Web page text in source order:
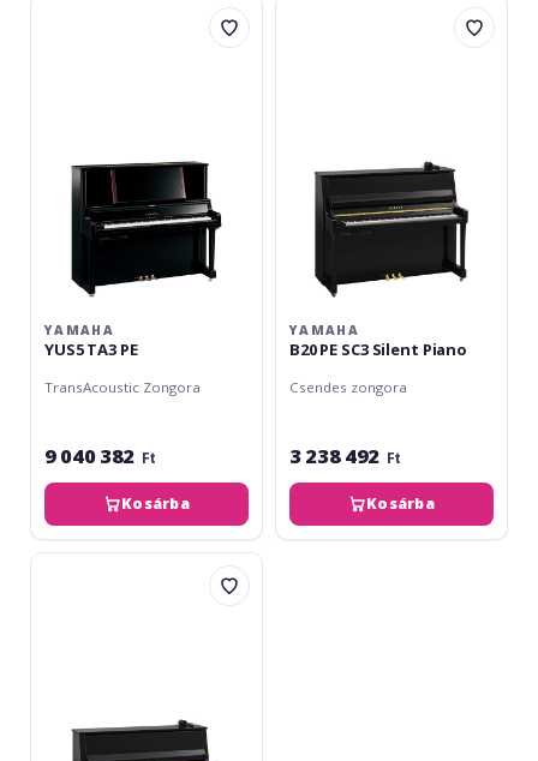
Yamaha
YAMAHA
YUS5 TA3 PE
TransAcoustic Zongora
9 040 382 Ft
Kosárba
Yamaha
YAMAHA
B20 PE SC3 Silent Piano
Csendes zongora
3 238 492 Ft
Kosárba
Yamaha